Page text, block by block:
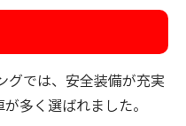
グでは、安全装備が充実
多く選ばれました。